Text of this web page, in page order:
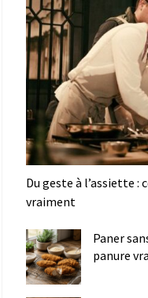
Du geste à l’assiette :
vraiment
Paner
panure